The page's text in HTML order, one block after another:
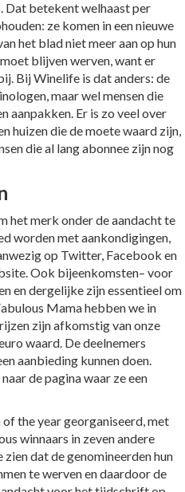
Dat betekent welhaast per
ze komen in een nieuwe
het blad niet meer aan op hun
blijven werven, want er
Bij Winelife is dat anders: de
maar wel mensen die
aanpakken. Er is zo veel over
huizen die de moete waard zijn,
die al lang abonnee zijn nog
het merk onder de aandacht te
worden met aankondigingen,
op Twitter, Facebook en
Ook bijeenkomsten– voor
en dergelijke zijn essentieel om
Mama hebben we in
zijn afkomstig van onze
waard. De deelnemers
aanbieding kunnen doen.
de pagina waar ze een
the year georganiseerd, met
winnaars in zeven andere
dat de genomineerden hun
te werven en daardoor de